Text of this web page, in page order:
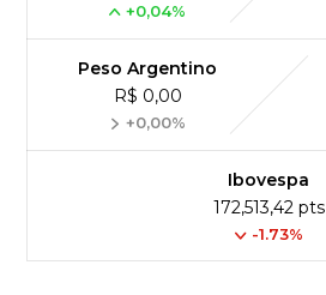
+0,04%
Peso Argentino
R$ 0,00
+0,00%
Ibovespa
172,513,42 pts
-1.73%